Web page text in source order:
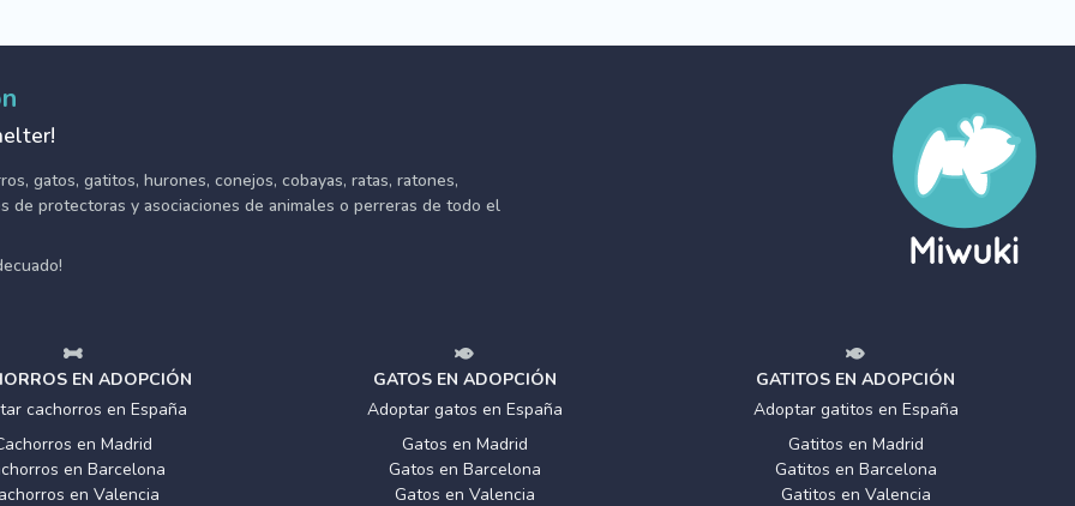
gatos, gatitos, hurones, conejos, cobayas, ratas, ratones,
de protectoras y asociaciones de animales o perreras de todo el
EN ADOPCIÓN
cachorros en España
en Madrid
en Barcelona
en Valencia
GATOS EN ADOPCIÓN
Adoptar gatos en España
Gatos en Madrid
Gatos en Barcelona
Gatos en Valencia
GATITOS EN ADOPCIÓN
Adoptar gatitos en España
Gatitos en Madrid
Gatitos en Barcelona
Gatitos en Valencia